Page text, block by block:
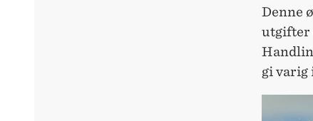
Denne
utgifter
gi varig